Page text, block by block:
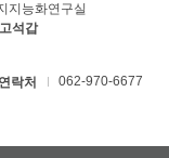
지능화연구실
석갑
연락처 062-970-6677